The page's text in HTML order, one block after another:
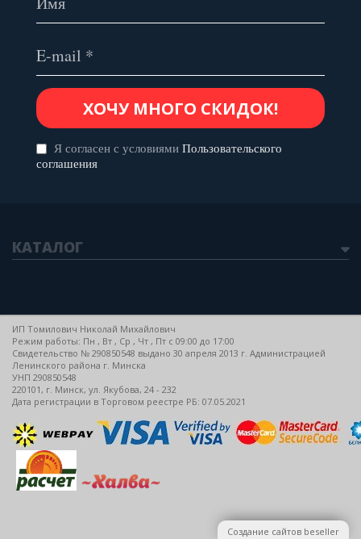
Я согласен с условиями Пользовательского
соглашения
КАТАЛОГ
ИП Томилович Николай Михайлович
Режим работы: Пн , Вт , Ср , Чт , Пт c 09:00 до 17:00
Свидетельство № 290850548 выдано 30 апреля 2013 г. Администрацией
Ленинского района г. Минска
УНП 290850548
220101, г. Минск, ул. Якубова, 24 - 232
Дата регистрации в Торговом реестре РБ: 07.05.2021
Создание сайтов beseller